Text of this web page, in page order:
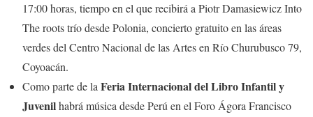
17:00 horas, tiempo en el que recibirá a Piotr Damasiewicz Into
The roots trío desde Polonia, concierto gratuito en las áreas
verdes del Centro Nacional de las Artes en Río Churubusco 79,
Coyoacán.
Como parte de la Feria Internacional del Libro Infantil y
Juvenilhabrá música desde Perú en el Foro Ágora Francisco